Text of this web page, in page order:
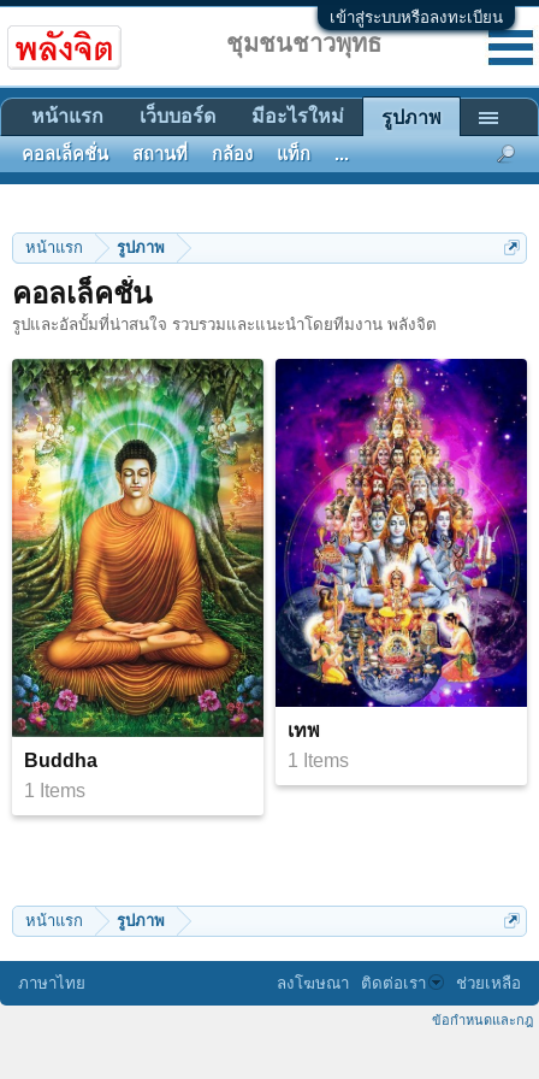
เข้าสู่ระบบหรือลงทะเบียน
หน้าแรก รูปภาพ
คอลเล็คชั่น
รูปและอัลบั้มที่น่าสนใจ รวบรวมและแนะนำโดยทีมงาน พลังจิต
Buddha
1 Items
เทพ
1 Items
หน้าแรก รูปภาพ
ชุมชนชาวพุทธ
หน้าแรก เว็บบอร์ด มีอะไรใหม่ รูปภาพ
คอลเล็คชั่น สถานที่ กล้อง แท็ก ...
ภาษาไทย ลงโฆษณา ติดต่อเรา ช่วยเหลือ
ข้อกำหนดและกฎ